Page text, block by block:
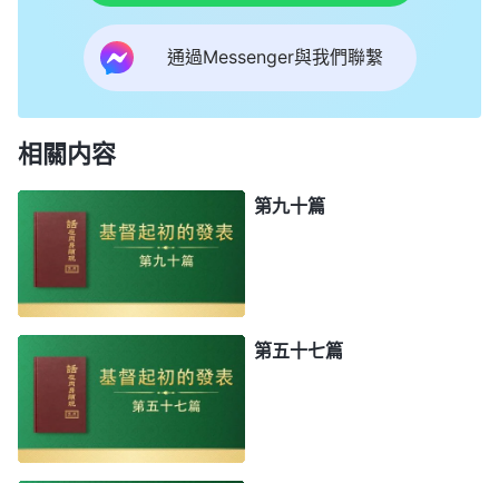
通過Messenger與我們聯繫
相關内容
第九十篇
第五十七篇